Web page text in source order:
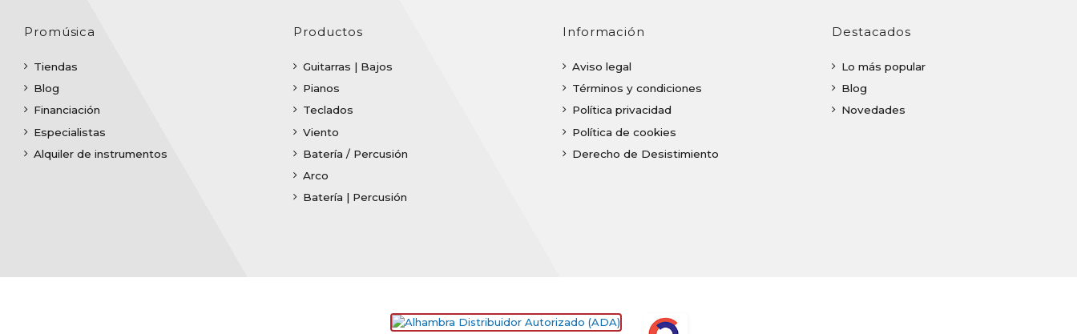
Promúsica
Tiendas
Blog
Financiación
Especialistas
Alquiler de instrumentos
Productos
Guitarras | Bajos
Pianos
Teclados
Viento
Batería / Percusión
Arco
Batería | Percusión
Información
Aviso legal
Términos y condiciones
Política privacidad
Política de cookies
Derecho de Desistimiento
Destacados
Lo más popular
Blog
Novedades